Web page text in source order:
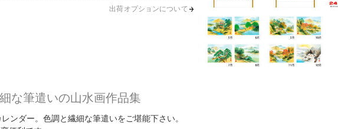
出荷オプションについて
な筆遣いの山水画作品集
ンダー。色調と繊細な筆遣いをご堪能下さい。